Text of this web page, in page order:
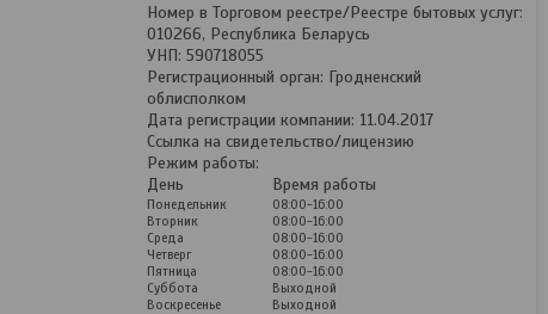
Номер в Торговом реестре/Реестре бытовых услуг:
010266, Республика Беларусь
УНП: 590718055
Регистрационный орган: Гродненский
облисполком
Дата регистрации компании: 11.04.2017
Ссылка на свидетельство/лицензию
Режим работы:
День
Время работы
Понедельник
08:00-16:00
Вторник
08:00-16:00
Среда
08:00-16:00
Четверг
08:00-16:00
Пятница
08:00-16:00
Суббота
Выходной
Воскресенье
Выходной